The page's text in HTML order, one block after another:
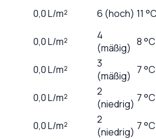
0,0L/m² 6 (hoch) 11
0,0L/m²
4
(mäßig) 8 °C
0,0L/m²
3
(mäßig) 7 °C
0,0L/m²
2
(niedrig) 7 °C
0,0L/m²
2
(niedrig) 7 °C